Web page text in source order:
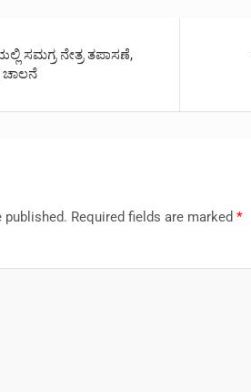
ಸಮಗ್ರ ನೇತ್ರ ತಪಾಸಣೆ,
ಚಾಲನೆ
published. Required fields are marked *